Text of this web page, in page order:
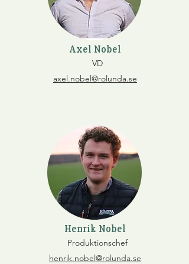
Axel Nobel
VD
axel.nobel@rolunda.se
Henrik Nobel
Produktionschef
henrik.nobel@rolunda.se